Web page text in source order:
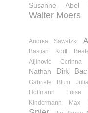
Susanne Abel
Walter Moers
Andrea Sawatzki
Bastian Korff
Aljinović
Corinna
Nathan
Dirk
Gabriele Blum
Hoffmann
Luise
Kindermann
Max